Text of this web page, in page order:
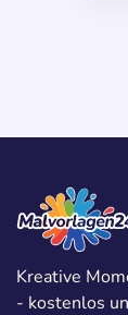
Kreative
- kostenlos